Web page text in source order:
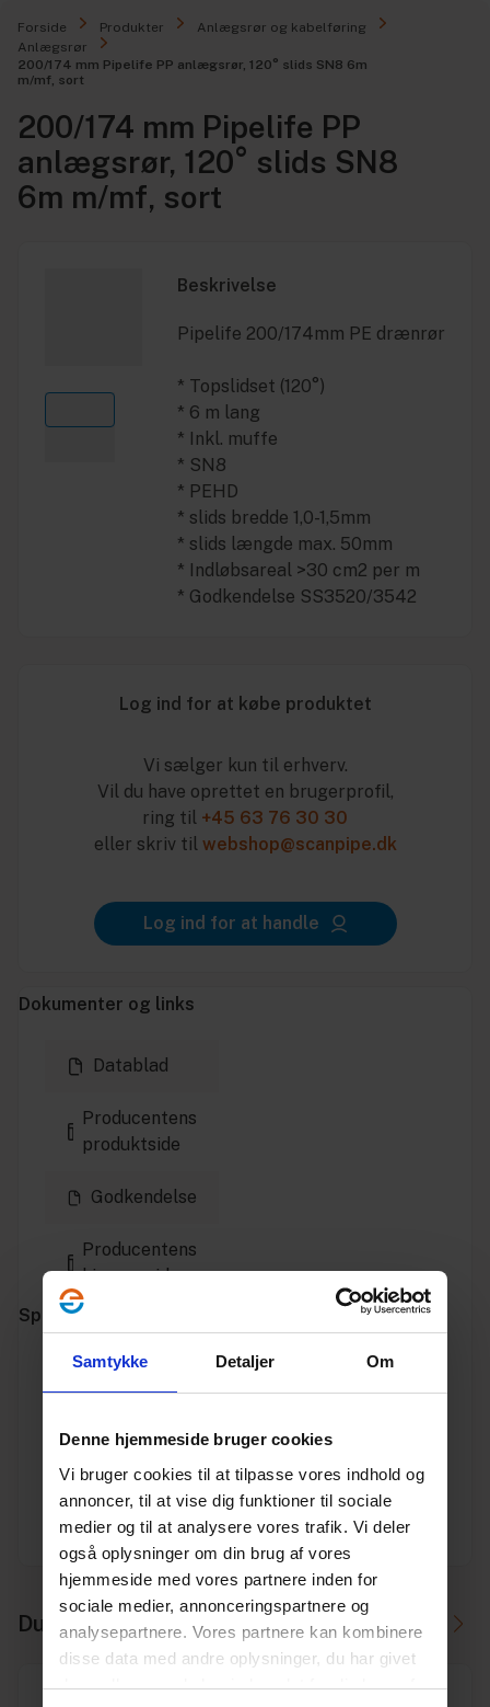
Samtykke Detaljer Om
Denne hjemmeside bruger cookies
Vi bruger cookies til at tilpasse vores indhold og
annoncer, til at vise dig funktioner til sociale
medier og til at analysere vores trafik. Vi deler
også oplysninger om din brug af vores
hjemmeside med vores partnere inden for
sociale medier, annonceringspartnere og
analysepartnere. Vores partnere kan kombinere
disse data med andre oplysninger, du har givet
dem, eller som de har indsamlet fra din brug af
Forside Produkter
Anlægsrør og kabelføring
Anlægsrør
200/174 mm Pipelife PP anlægsrør, 120° slids SN8 6m
m/mf, sort
200/174 mm Pipelife PP
anlægsrør, 120° slids SN8
6m m/mf, sort
Beskrivelse
Pipelife 200/174mm PE drænrør
* Topslidset (120°)
* 6 m lang
* Inkl. muffe
* SN8
* PEHD
* slids bredde 1,0-1,5mm
* slids længde max. 50mm
* Indløbsareal >30 cm2 per m
* Godkendelse SS3520/3542
Log ind for at købe produktet
Vi sælger kun til erhverv.
Vil du have oprettet en brugerprofil,
ring til +45 63 76 30 30
eller skriv til webshop@scanpipe.dk
Log ind for at handle
Dokumenter og links
Datablad
Producentens
produktside
Godkendelse
Producentens
hjemmeside
Specifikationer
Varenummer
Vægt 2.08
Enhed M
Dimension 200
Du skal måske også bruge